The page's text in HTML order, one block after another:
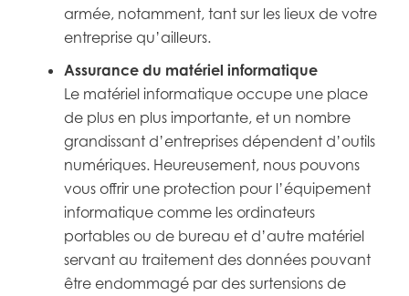
armée, notamment, tant sur les lieux de votre
entreprise qu’ailleurs.
Assurance du matériel informatique
Le matériel informatique occupe une place
de plus en plus importante, et un nombre
grandissant d’entreprises dépendent d’outils
numériques. Heureusement, nous pouvons
vous offrir une protection pour l’équipement
informatique comme les ordinateurs
portables ou de bureau et d’autre matériel
servant au traitement des données pouvant
être endommagé par des surtensions de